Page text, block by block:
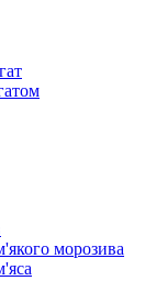
морозива